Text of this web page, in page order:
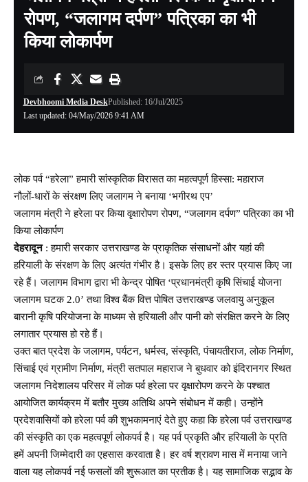
रोपण, “जलागम दर्पण” पत्रिका का भी
किया लोकार्पण
Last updated: 04/May/2026 9:41 AM
Devbhoomi Media DeskPublished: 16/Jul/2025
लोक पर्व “हरेला” हमारी सांस्कृतिक विरासत का महत्वपूर्ण हिस्सा: महाराज
नौलों-धारों के संरक्षण लिए जलागम ने बनाया ‘भगीरथ एप’
जलागम मंत्री ने हरेला पर किया वृक्षारोपण रोपण, “जलागम दर्पण” पत्रिका का भी
किया लोकार्पण
देहरादून: हमारी सरकार उत्तराखण्ड के प्राकृतिक संसाधनों और यहां की
हरियाली के संरक्षण के लिए अत्यंत गंभीर है। इसके लिए हर स्तर प्रयास किए जा
रहे हैं। जलागम विभाग द्वारा भी केन्द्र पोषित ‘प्रधानमंत्री कृषि सिंचाई योजना
जलागम घटक 2.0’ तथा विश्व बैंक वित्त पोषित उत्तराखण्ड जलवायु अनुकूल
बारानी कृषि परियोजना के माध्यम से हरियाली और पानी को संरक्षित करने के लिए
लगातार प्रयास हो रहे हैं।
उक्त बात प्रदेश के जलागम, पर्यटन, धर्मस्व, संस्कृति, पंचायतीराज, लोक निर्माण,
सिंचाई एवं ग्रामीण निर्माण, मंत्री सतपाल महाराज ने बुधवार को इंदिरानगर स्थित
जलागम निदेशालय परिसर में लोक पर्व हरेला पर वृक्षारोपण करने के पश्चात
आयोजित कार्यक्रम में बतौर मुख्य अतिथि अपने संबोधन में कही। उन्होंने
प्रदेशवासियों को हरेला पर्व की शुभकामनाएं देते हुए कहा कि हरेला पर्व उत्तराखण्ड
की संस्कृति का एक महत्वपूर्ण लोकपर्व है। यह पर्व प्रकृति और हरियाली के प्रति
हमें अपनी जिम्मेदारी का एहसास करवाता है। हर वर्ष श्रावण मास में मनाया जाने
वाला यह लोकपर्व नई फसलों की शुरूआत का प्रतीक है। यह सामाजिक सद्भाव के